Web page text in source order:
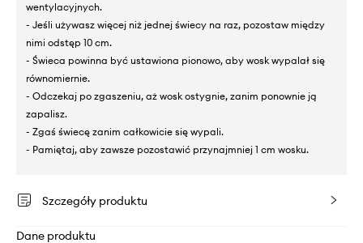
wentylacyjnych.
- Jeśli używasz więcej niż jednej świecy na raz, pozostaw między
nimi odstęp 10 cm.
- Świeca powinna być ustawiona pionowo, aby wosk wypalał się
równomiernie.
- Odczekaj po zgaszeniu, aż wosk ostygnie, zanim ponownie ją
zapalisz.
- Zgaś świecę zanim całkowicie się wypali.
- Pamiętaj, aby zawsze pozostawić przynajmniej 1 cm wosku.
Szczegóły produktu
Dane produktu